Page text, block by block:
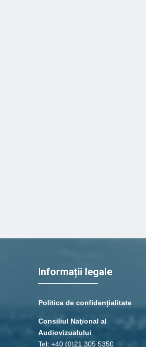
Informații legale
Politica de confidențialitate
Consiliul Naţional al
Audiovizualului
Tel: +40 (0)21 305 5350